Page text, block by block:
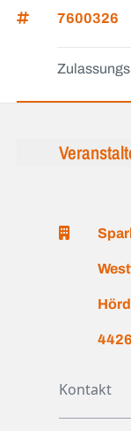
7600326
Kontakt